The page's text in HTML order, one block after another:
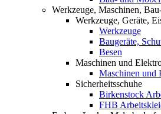
Werkzeuge, Maschinen,
Werkzeuge, Geräte,
Werkzeuge
Baugeräte,
Besen
Maschinen und
Maschinen und
Sicherheitsschuhe
Birkenstock
FHB